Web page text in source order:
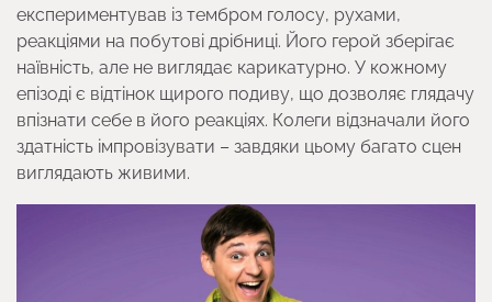
експериментував із тембром голосу, рухами,
реакціями на побутові дрібниці. Його герой зберігає
наївність, але не виглядає карикатурно. У кожному
епізоді є відтінок щирого подиву, що дозволяє глядачу
впізнати себе в його реакціях. Колеги відзначали його
здатність імпровізувати – завдяки цьому багато сцен
виглядають живими.